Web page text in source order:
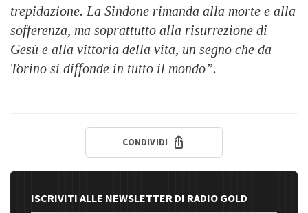
trepidazione. La Sindone rimanda alla morte e alla
sofferenza, ma soprattutto alla risurrezione di
Gesù e alla vittoria della vita, un segno che da
Torino si diffonde in tutto il mondo”.
CONDIVIDI
ISCRIVITI ALLE NEWSLETTER DI RADIO GOLD